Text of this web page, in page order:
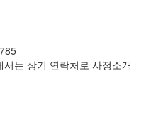
는 상기 연락처로 사정소개